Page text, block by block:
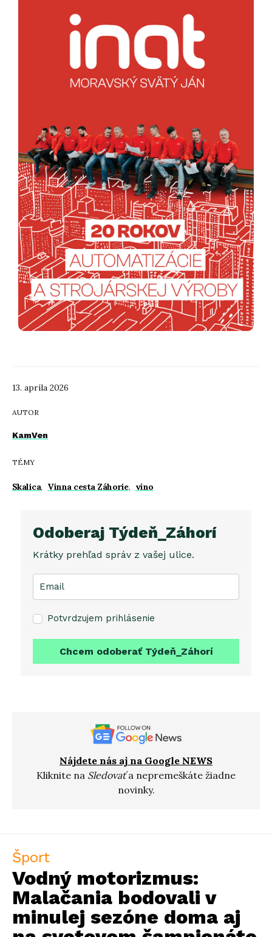
13. apríla 2026
AUTOR
KamVen
TÉMY
Skalica, Vínna cesta Záhorie, víno
Odoberaj Týdeň_Záhorí
Krátky prehľad správ z vašej ulice.
Potvrdzujem prihlásenie
Chcem odoberať Týdeň_Záhorí
Nájdete nás aj na Google NEWS
Kliknite na Sledovaťa nepremeškáte žiadne
novinky.
Šport
Vodný motorizmus:
Malačania bodovali v
minulej sezóne doma aj